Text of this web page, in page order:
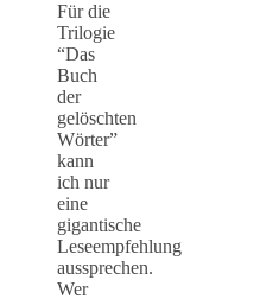
Für die
Trilogie
“Das
Buch
der
gelöschten
Wörter”
kann
ich nur
eine
gigantische
Leseempfehlung
aussprechen.
Wer